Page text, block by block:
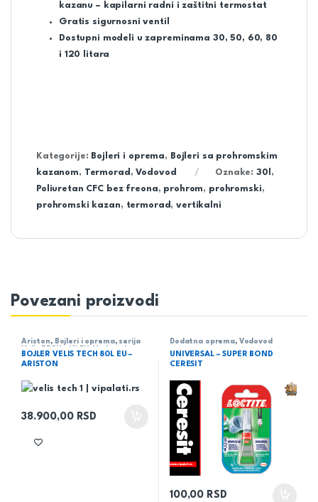
kazanu – kapilarni radni i zaštitni termostat
Gratis sigurnosni ventil
Dostupni modeli u zapreminama 30, 50, 60, 80
i 120 litara
Kategorije: Bojleri i oprema,
Bojleri sa prohromskim
kazanom, Termorad ,Vodovod Oznake:30l ,
Poliuretan CFC bez freona, prohrom, prohromski,
prohromski kazan, termorad ,vertikalni
Povezani proizvodi
Ariston , Bojleri i oprema, serija
BOJLER VELIS TECH 80L EU –
ARISTON
38.900,00 RSD
Dodatna oprema, Vodovod
UNIVERSAL – SUPER BOND
CERESIT
100,00 RSD